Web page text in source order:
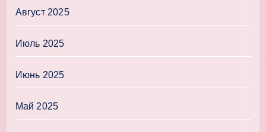
Август 2025
Июль 2025
Июнь 2025
Май 2025